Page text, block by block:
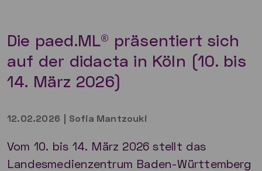
Die paed.ML® präsentiert sich
auf der didacta in Köln (10. bis
14. März 2026)
12.02.2026 | Sofia Mantzouki
Vom 10. bis 14. März 2026 stellt das
Landesmedienzentrum Baden-Württemberg